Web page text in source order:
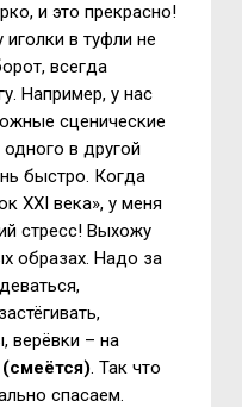
и это прекрасно!
в туфли не
всегда
Например, у нас
сценические
в другой
быстро. Когда
XXI века», у меня
стресс! Выхожу
образах. Надо за
верёвки – на
(смеётся). Так что
спасаем.